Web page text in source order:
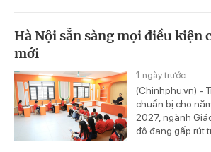
Hà Nội sẵn sàng mọi điều kiện
mới
1 ngày trước
(Chinhphu.vn) -
chuẩn bị cho
2027, ngành
đô đang gấp rút